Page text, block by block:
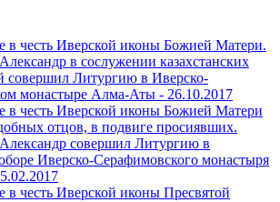
в честь Иверской иконы Божией Матери.
в сослужении казахстанских
совершил Литургию в Иверско-
монастыре Алма-Аты - 26.10.2017
в честь Иверской иконы Божией Матери
отцов, в подвиге просиявших.
совершил Литургию в
Иверско-Серафимовского монастыря
в честь Иверской иконы Пресвятой